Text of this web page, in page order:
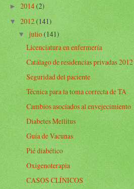
►2014(2)
▼2012(141)
▼julio(141)
Licenciatura en enfermería
Catálago de residencias privadas 2012
Seguridad del paciente
Técnica para la toma correcta de TA
Cambios asociados al envejecimiento
Diabetes Mellitus
Guía de Vacunas
Pié diabético
Oxigenoterapia
CASOS CLÍNICOS